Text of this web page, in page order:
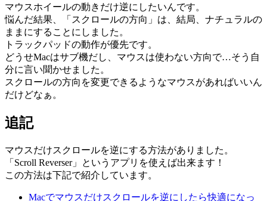
マウスホイールの動きだけ逆にしたいんです。
悩んだ結果、「スクロールの方向」は、結局、ナチュラルの
ままにすることにしました。
トラックパッドの動作が優先です。
どうせMacはサブ機だし、マウスは使わない方向で…そう自
分に言い聞かせました。
スクロールの方向を変更できるようなマウスがあればいいん
だけどなぁ。
追記
マウスだけスクロールを逆にする方法がありました。
「Scroll Reverser」というアプリを使えば出来ます！
この方法は下記で紹介しています。
Macでマウスだけスクロールを逆にしたら快適になっ